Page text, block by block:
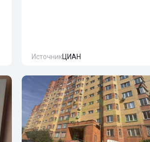
ИсточникЦИАН